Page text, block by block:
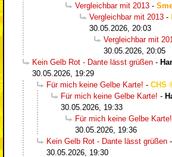
Vergleichbar mit 2013 -
Vergleichbar mit 2013 -
30.05.2026, 20:03
Vergleichbar mit
30.05.2026, 20:05
Kein Gelb Rot - Dante lässt grüßen -
30.05.2026, 19:29
Für mich keine Gelbe Karte! - CHS
Für mich keine Gelbe Karte! -
30.05.2026, 19:33
Für mich keine Gelbe Karte!
30.05.2026, 19:36
Kein Gelb Rot - Dante lässt grüßen -
30.05.2026, 19:30